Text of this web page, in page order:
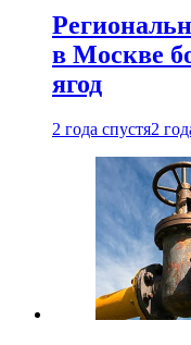
в Москве
ягод
2 года спустя2